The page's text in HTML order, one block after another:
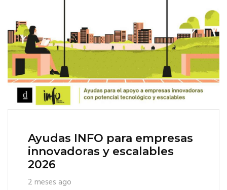
Ayudas INFO para empresas
innovadoras y escalables
2026
2 meses ago